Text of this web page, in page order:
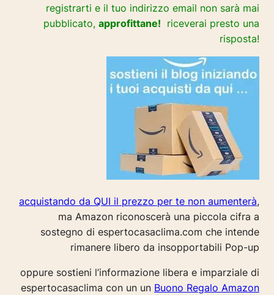
registrarti e il tuo indirizzo email non sarà mai
pubblicato, approfittane! riceverai presto una
risposta!
acquistando da QUI il prezzo per te non aumenterà,
ma Amazon riconoscerà una piccola cifra a
sostegno di espertocasaclima.com che intende
rimanere libero da insopportabili Pop-up
oppure sostieni l’informazione libera e imparziale di
espertocasaclima con un un Buono Regalo Amazon